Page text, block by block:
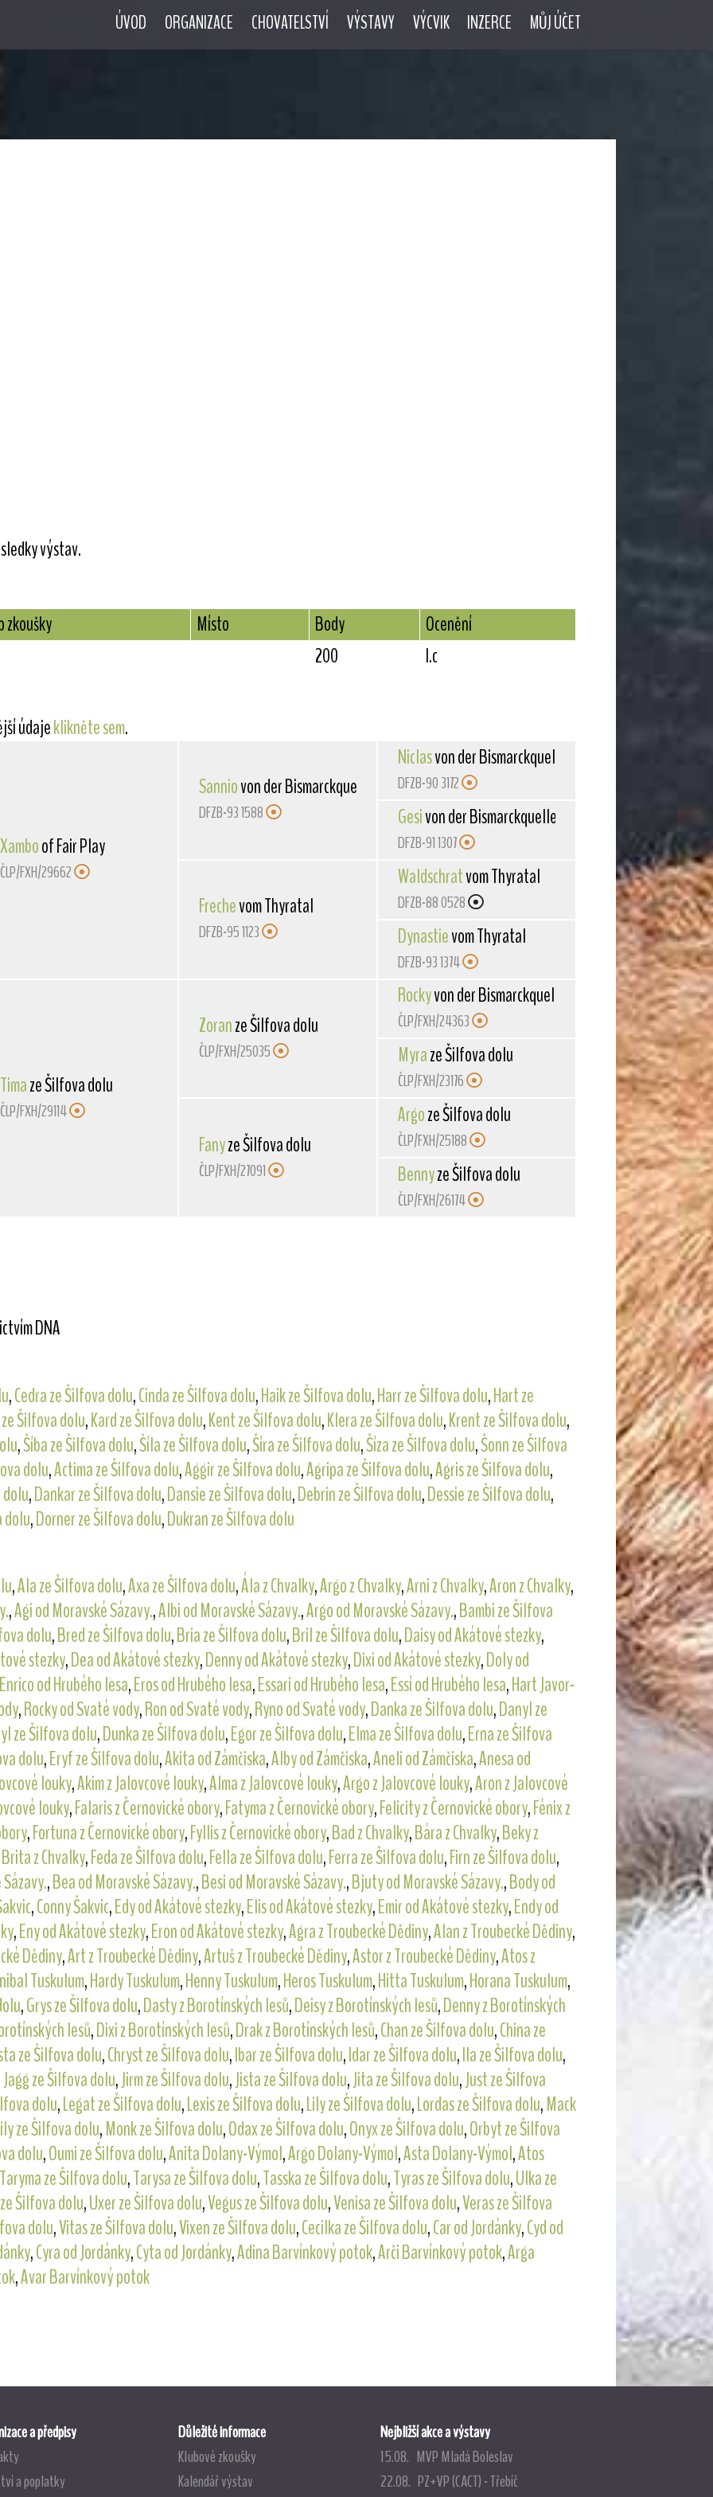
ÚVOD ORGANIZACE CHOVATELSTVÍ VÝSTAVY VÝCVIK INZERCE MŮJ ÚČET
výstav.
zkoušky Místo Body
Ocenění
200
I.c
údajeklikněte sem.
Xamboof Fair Play
ČLP/FXH/29662
Timaze Šilfova dolu
ČLP/FXH/29114
Sanniovon der Bismarckquelle
DFZB-93 1588
Frechevom Thyratal
DFZB-95 1123
Zoranze Šilfova dolu
ČLP/FXH/25035
Fanyze Šilfova dolu
ČLP/FXH/27091
Niclasvon der Bismarckquelle
DFZB-90 3172
Gesivon der Bismarckquelle
DFZB-91 1307
Waldschratvom Thyratal
DFZB-88 0528
Dynastievom Thyratal
DFZB-93 1374
Rockyvon der Bismarckquelle
ČLP/FXH/24363
Myraze Šilfova dolu
ČLP/FXH/23176
Argoze Šilfova dolu
ČLP/FXH/25188
Bennyze Šilfova dolu
ČLP/FXH/26174
DNA
,Cedra ze Šilfova dolu,Cinda ze Šilfova dolu,Haik ze Šilfova dolu,Harr ze Šilfova dolu,Hart ze
Šilfova dolu,Kard ze Šilfova dolu,Kent ze Šilfova dolu,Klera ze Šilfova dolu,Krent ze Šilfova dolu,
,Šíba ze Šilfova dolu,Šíla ze Šilfova dolu,Šíra ze Šilfova dolu,Šíza ze Šilfova dolu,Šonn ze Šilfova
dolu,Actima ze Šilfova dolu,Aggir ze Šilfova dolu,Agripa ze Šilfova dolu,Agris ze Šilfova dolu,
,Dankar ze Šilfova dolu,Dansie ze Šilfova dolu,Debrin ze Šilfova dolu,Dessie ze Šilfova dolu,
dolu,Dorner ze Šilfova dolu,Dukran ze Šilfova dolu
,Ala ze Šilfova dolu,Axa ze Šilfova dolu,Ála z Chvalky,Argo z Chvalky,Arni z Chvalky,Aron z Chvalky,
,Agi od Moravské Sázavy.,Albi od Moravské Sázavy.,Argo od Moravské Sázavy.,Bambi ze Šilfova
dolu,Bred ze Šilfova dolu,Bria ze Šilfova dolu,Bril ze Šilfova dolu,Daisy od Akátové stezky,
stezky,Dea od Akátové stezky,Denny od Akátové stezky,Dixi od Akátové stezky,Doly od
Enrico od Hrubého lesa,Eros od Hrubého lesa,Essari od Hrubého lesa,Essí od Hrubého lesa,Hart Javor-
,Rocky od Svaté vody,Ron od Svaté vody,Ryno od Svaté vody,Danka ze Šilfova dolu,Danyl ze
ze Šilfova dolu,Dunka ze Šilfova dolu,Egor ze Šilfova dolu,Elma ze Šilfova dolu,Erna ze Šilfova
dolu,Eryf ze Šilfova dolu,Akita od Zámčiska,Alby od Zámčiska,Aneli od Zámčiska,Anesa od
louky,Akim z Jalovcové louky,Alma z Jalovcové louky,Argo z Jalovcové louky,Aron z Jalovcové
louky,Falaris z Černovické obory,Fatyma z Černovické obory,Felicity z Černovické obory,Fénix z
,Fortuna z Černovické obory,Fyllis z Černovické obory,Bad z Chvalky,Bára z Chvalky,Beky z
Brita z Chvalky,Feda ze Šilfova dolu,Fella ze Šilfova dolu,Ferra ze Šilfova dolu,Firn ze Šilfova dolu,
,Bea od Moravské Sázavy.,Besi od Moravské Sázavy.,Bjuty od Moravské Sázavy.,Body od
,Conny Šakvic,Edy od Akátové stezky,Elis od Akátové stezky,Emir od Akátové stezky,Endy od
,Eny od Akátové stezky,Eron od Akátové stezky,Agra z Troubecké Dědiny,Alan z Troubecké Dědiny,
Dědiny,Art z Troubecké Dědiny,Artuš z Troubecké Dědiny,Astor z Troubecké Dědiny,Atos z
Tuskulum,Hardy Tuskulum,Henny Tuskulum,Heros Tuskulum,Hitta Tuskulum,Horana Tuskulum,
,Grys ze Šilfova dolu,Dasty z Borotínských lesů,Deisy z Borotínských lesů,Denny z Borotínských
lesů,Dixi z Borotínských lesů,Drak z Borotínských lesů,Chan ze Šilfova dolu,China ze
ze Šilfova dolu,Chryst ze Šilfova dolu,Ibar ze Šilfova dolu,Idar ze Šilfova dolu,Ila ze Šilfova dolu,
Jagg ze Šilfova dolu,Jirm ze Šilfova dolu,Jista ze Šilfova dolu,Jita ze Šilfova dolu,Just ze Šilfova
dolu,Legat ze Šilfova dolu,Lexis ze Šilfova dolu,Lily ze Šilfova dolu,Lordas ze Šilfova dolu,Mack
ze Šilfova dolu,Monk ze Šilfova dolu,Odax ze Šilfova dolu,Onyx ze Šilfova dolu,Orbyt ze Šilfova
dolu,Oumi ze Šilfova dolu,Anita Dolany-Výmol,Argo Dolany-Výmol,Asta Dolany-Výmol,Atos
Taryma ze Šilfova dolu,Tarysa ze Šilfova dolu,Tasska ze Šilfova dolu,Tyras ze Šilfova dolu,Ulka ze
Šilfova dolu,Uxer ze Šilfova dolu,Vegus ze Šilfova dolu,Venisa ze Šilfova dolu,Veras ze Šilfova
dolu,Vitas ze Šilfova dolu,Vixen ze Šilfova dolu,Cecilka ze Šilfova dolu,Car od Jordánky,Cyd od
,Cyra od Jordánky,Cyta od Jordánky,Adina Barvínkový potok,Arči Barvínkový potok,Arga
,Avar Barvínkový potok
a předpisy
a poplatky
Důležité informace
Klubové zkoušky
Kalendář výstav
Nejbližší akce a výstavy
15.08. MVP Mladá Boleslav
22.08. PZ+VP (CACT) - Třebíč